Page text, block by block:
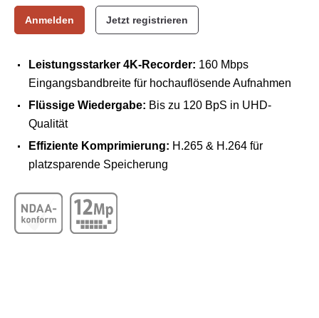
Anmelden Jetzt registrieren
Leistungsstarker 4K-Recorder: 160 Mbps
Eingangsbandbreite für hochauflösende Aufnahmen
Flüssige Wiedergabe: Bis zu 120 BpS in UHD-
Qualität
Effiziente Komprimierung: H.265 & H.264 für
platzsparende Speicherung